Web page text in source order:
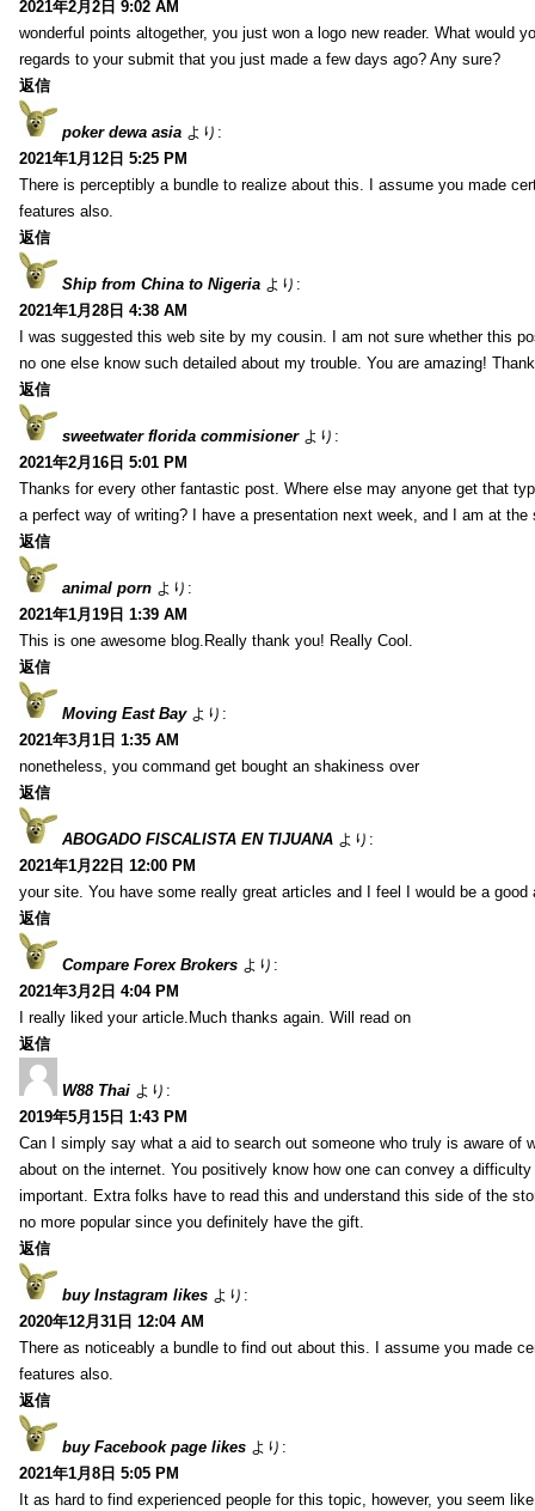
2021年2月2日 9:02 AM
wonderful points altogether, you just won a logo new reader. What would
regards to your submit that you just made a few days ago? Any sure?
返信
poker dewa asia より:
2021年1月12日 5:25 PM
There is perceptibly a bundle to realize about this. I assume you made
features also.
返信
Ship from China to Nigeria より:
2021年1月28日 4:38 AM
I was suggested this web site by my cousin. I am not sure whether this
no one else know such detailed about my trouble. You are amazing!
返信
sweetwater florida commisioner より:
2021年2月16日 5:01 PM
Thanks for every other fantastic post. Where else may anyone get that
a perfect way of writing? I have a presentation next week, and I am at the
返信
animal porn より:
2021年1月19日 1:39 AM
This is one awesome blog.Really thank you! Really Cool.
返信
Moving East Bay より:
2021年3月1日 1:35 AM
nonetheless, you command get bought an shakiness over
返信
ABOGADO FISCALISTA EN TIJUANA より:
2021年1月22日 12:00 PM
your site. You have some really great articles and I feel I would be a good
返信
Compare Forex Brokers より:
2021年3月2日 4:04 PM
I really liked your article.Much thanks again. Will read on
返信
W88 Thai より:
2019年5月15日 1:43 PM
Can I simply say what a aid to search out someone who truly is aware of
about on the internet. You positively know how one can convey a
important. Extra folks have to read this and understand this side of the
no more popular since you definitely have the gift.
返信
buy Instagram likes より:
2020年12月31日 12:04 AM
There as noticeably a bundle to find out about this. I assume you made
features also.
返信
buy Facebook page likes より:
2021年1月8日 5:05 PM
It as hard to find experienced people for this topic, however, you seem